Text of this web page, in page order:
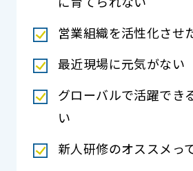
営業組織を活性化させ
最近現場に元気がない
グローバルで活躍でき
い
新人研修のオススメっ